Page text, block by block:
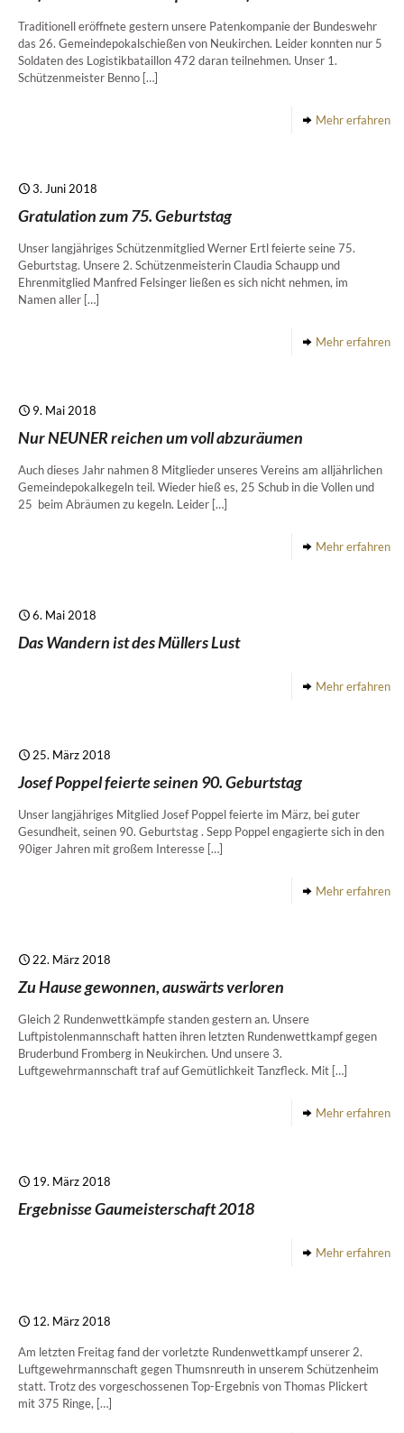
Traditionell eröffnete gestern unsere Patenkompanie der Bundeswehr
das 26. Gemeindepokalschießen von Neukirchen. Leider konnten nur 5
Soldaten des Logistikbataillon 472 daran teilnehmen. Unser 1.
Schützenmeister Benno […]
Mehr erfahren
3. Juni 2018
Gratulation zum 75. Geburtstag
Unser langjähriges Schützenmitglied Werner Ertl feierte seine 75.
Geburtstag. Unsere 2. Schützenmeisterin Claudia Schaupp und
Ehrenmitglied Manfred Felsinger ließen es sich nicht nehmen, im
Namen aller […]
Mehr erfahren
9. Mai 2018
Nur NEUNER reichen um voll abzuräumen
Auch dieses Jahr nahmen 8 Mitglieder unseres Vereins am alljährlichen
Gemeindepokalkegeln teil. Wieder hieß es, 25 Schub in die Vollen und
25 beim Abräumen zu kegeln. Leider […]
Mehr erfahren
6. Mai 2018
Das Wandern ist des Müllers Lust
Mehr erfahren
25. März 2018
Josef Poppel feierte seinen 90. Geburtstag
Unser langjähriges Mitglied Josef Poppel feierte im März, bei guter
Gesundheit, seinen 90. Geburtstag . Sepp Poppel engagierte sich in den
90iger Jahren mit großem Interesse […]
Mehr erfahren
22. März 2018
Zu Hause gewonnen, auswärts verloren
Gleich 2 Rundenwettkämpfe standen gestern an. Unsere
Luftpistolenmannschaft hatten ihren letzten Rundenwettkampf gegen
Bruderbund Fromberg in Neukirchen. Und unsere 3.
Luftgewehrmannschaft traf auf Gemütlichkeit Tanzfleck. Mit […]
Mehr erfahren
19. März 2018
Ergebnisse Gaumeisterschaft 2018
Mehr erfahren
12. März 2018
Am letzten Freitag fand der vorletzte Rundenwettkampf unserer 2.
Luftgewehrmannschaft gegen Thumsnreuth in unserem Schützenheim
statt. Trotz des vorgeschossenen Top-Ergebnis von Thomas Plickert
mit 375 Ringe, […]